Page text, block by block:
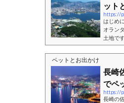
ット
https://
はじめ
オラン
土地で
の潜伏
ペットとお出かけ
長崎
でペ
https://
長崎の